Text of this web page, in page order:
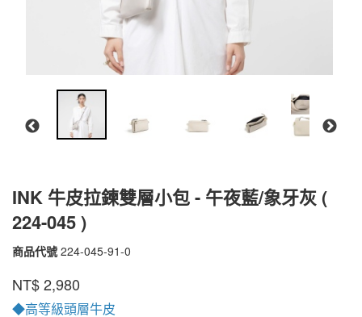
INK 牛皮拉鍊雙層小包 - 午夜藍/象牙灰 (
224-045 )
商品代號 224-045-91-0
224-
91-
0
品牌 PEPPER'S
NT$2,980
◆高等級頭層牛皮